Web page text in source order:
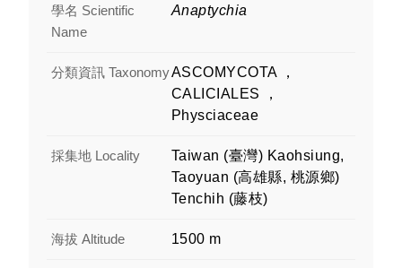
學名 Scientific
Name
Anaptychia
分類資訊 TaxonomyASCOMYCOTA ，
CALICIALES ，
Physciaceae
採集地 Locality
Taiwan (臺灣) Kaohsiung,
Taoyuan (高雄縣, 桃源鄉)
Tenchih (藤枝)
海拔 Altitude 1500 m